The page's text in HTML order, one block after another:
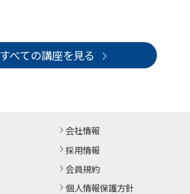
すべての講座を見る
会社情報
採用情報
会員規約
個人情報保護方針